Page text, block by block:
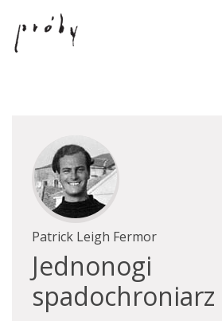
Patrick Leigh Fermor
Jednonogi
spadochroniarz